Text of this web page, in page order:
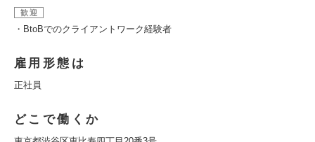
歓迎
・BtoBでのクライアントワーク経験者
雇用形態は
正社員
どこで働くか